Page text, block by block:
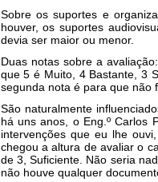
Sobre os suportes e
houver, os suportes
devia ser maior ou menor.
Duas notas sobre a
que 5 é Muito, 4 Bastante, 3
segunda nota é para que não
São naturalmente
há uns anos, o Eng.º Carlos
intervenções que eu lhe
chegou a altura de avaliar o
de 3, Suficiente. Não seria
não houve qualquer